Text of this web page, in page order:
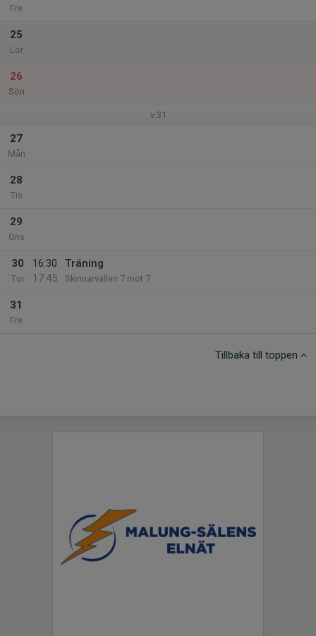
Fre
25
Lör
26
Sön
v.31
27
Mån
28
Tis
29
Ons
30
Tor
16:30
17:45
Träning
Skinnarvallen 7 mot 7
31
Fre
Tillbaka till toppen